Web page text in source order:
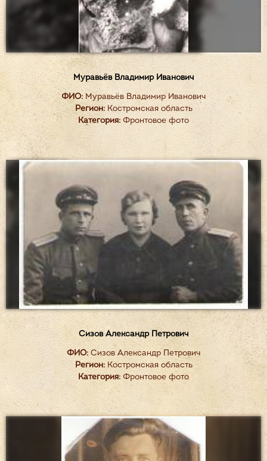
Муравьёв Владимир Иванович
ФИО: Муравьёв Владимир Иванович
Регион:Костромская область
Категория: Фронтовое фото
Сизов Александр Петрович
ФИО: Сизов Александр Петрович
Регион:Костромская область
Категория: Фронтовое фото